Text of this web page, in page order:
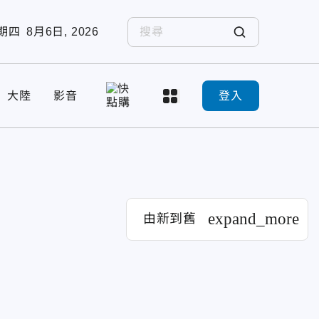
四 8月6日, 2026
大陸 影音 登入
由新到舊 expand_more